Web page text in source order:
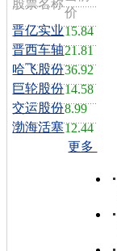
股票名称
价
晋亿实业15.84
晋西车轴21.81
哈飞股份36.92
巨轮股份14.58
交运股份8.99
渤海活塞12.44
更多